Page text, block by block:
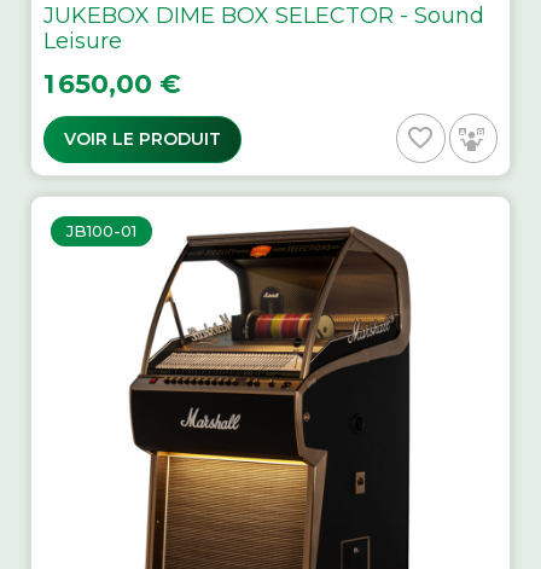
JUKEBOX DIME BOX SELECTOR - Sound
Leisure
Prix
1 650,00 €
VOIR LE PRODUIT favorite_border
JB100-01